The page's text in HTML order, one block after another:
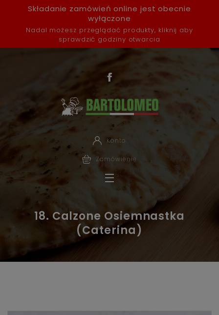
Składanie zamówień online jest obecnie
wyłączone
Nadal możesz przeglądać produkty, kliknij aby
sprawdzić godziny otwarcia
Konto
Zamówienie
18. Calzone Osiemnastka
(Caterina)